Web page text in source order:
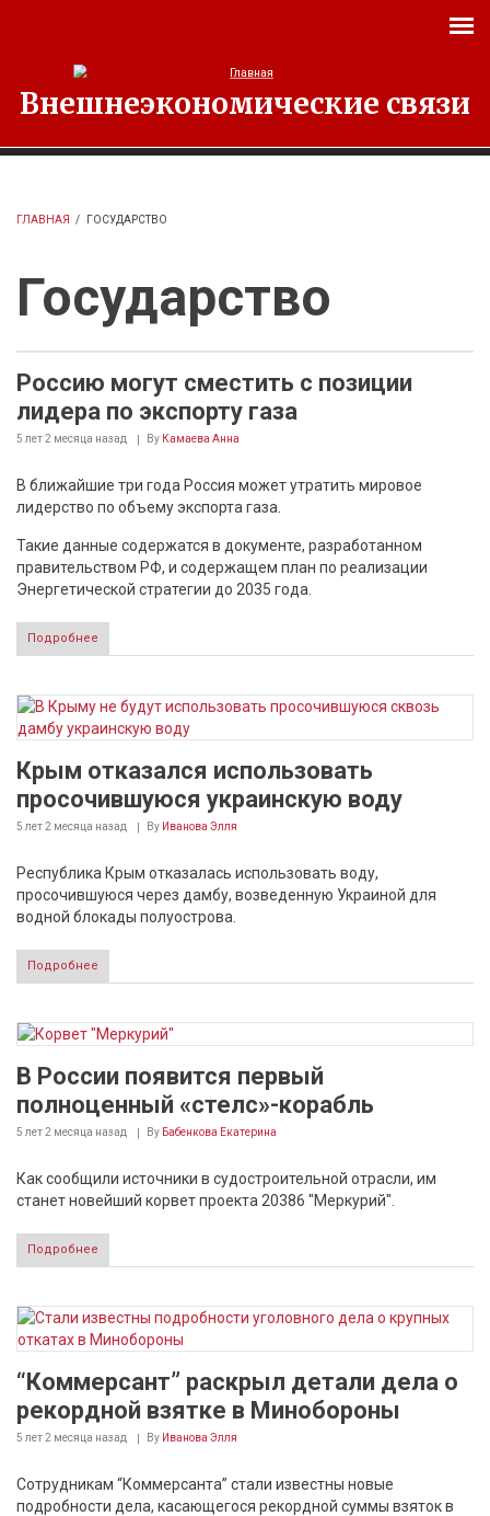
Внешнеэкономические связи
ГЛАВНАЯ / ГОСУДАРСТВО
Государство
Россию могут сместить с позиции
лидера по экспорту газа
5 лет 2 месяца назад By Камаева Анна
В ближайшие три года Россия может утратить мировое
лидерство по объему экспорта газа.
Такие данные содержатся в документе, разработанном
правительством РФ, и содержащем план по реализации
Энергетической стратегии до 2035 года.
Подробнее
Крым отказался использовать
просочившуюся украинскую воду
5 лет 2 месяца назад By Иванова Элля
Республика Крым отказалась использовать воду,
просочившуюся через дамбу, возведенную Украиной для
водной блокады полуострова.
Подробнее
В России появится первый
полноценный «стелс»-корабль
5 лет 2 месяца назад By Бабенкова Екатерина
Как сообщили источники в судостроительной отрасли, им
станет новейший корвет проекта 20386 "Меркурий".
Подробнее
“Коммерсант” раскрыл детали дела о
рекордной взятке в Минобороны
5 лет 2 месяца назад By Иванова Элля
Сотрудникам “Коммерсанта” стали известны новые
подробности дела, касающегося рекордной суммы взяток в